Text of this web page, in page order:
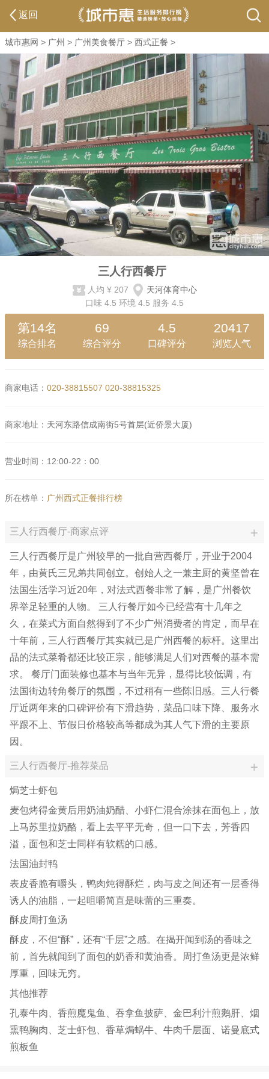
返回
城市惠网 > 广州 > 广州美食餐厅 > 西式正餐 >
三人行西餐厅
人均 ¥ 207
天河体育中心
口味 4.5 环境 4.5 服务 4.5
第14名
综合排名
69
综合评分
4.5
口碑评分
20417
浏览人气
商家电话： 020-38815507 020-38815325
商家地址： 天河东路信成南街5号首层(近侨景大厦)
营业时间：12:00-22：00
所在榜单： 广州西式正餐排行榜
三人行西餐厅-商家点评
三人行西餐厅是广州较早的一批自营西餐厅，开业于2004
年，由黄氏三兄弟共同创立。创始人之一兼主厨的黄坚曾在
法国生活学习近20年，对法式西餐非常了解，是广州餐饮
界举足轻重的人物。 三人行餐厅如今已经营有十几年之
久，在菜式方面自然得到了不少广州消费者的肯定，而早在
十年前，三人行西餐厅其实就已是广州西餐的标杆。这里出
品的法式菜肴都还比较正宗，能够满足人们对西餐的基本需
求。 餐厅门面装修也基本与当年无异，显得比较低调，有
法国街边转角餐厅的氛围，不过稍有一些陈旧感。三人行餐
厅近两年来的口碑评价有下滑趋势，菜品口味下降、服务水
平跟不上、节假日价格较高等都成为其人气下滑的主要原
因。
三人行西餐厅-推荐菜品
焗芝士虾包
麦包烤得金黄后用奶油奶醋、小虾仁混合涂抹在面包上，放
上马苏里拉奶酪，看上去平平无奇，但一口下去，芳香四
溢，面包和芝士同样有软糯的口感。
法国油封鸭
表皮香脆有嚼头，鸭肉炖得酥烂，肉与皮之间还有一层香得
诱人的油脂，一起咀嚼简直是味蕾的三重奏。
酥皮周打鱼汤
酥皮，不但“酥”，还有“千层”之感。在揭开闻到汤的香味之
前，首先就闻到了面包的奶香和黄油香。周打鱼汤更是浓鲜
厚重，回味无穷。
其他推荐
孔泰牛肉、香煎魔鬼鱼、吞拿鱼披萨、金巴利汁煎鹅肝、烟
熏鸭胸肉、芝士虾包、香草焗蜗牛、牛肉千层面、诺曼底式
煎板鱼